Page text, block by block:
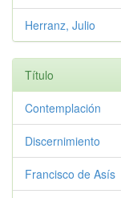
Herranz, Julio
Título
Contemplación
Discernimiento
Francisco de Asís